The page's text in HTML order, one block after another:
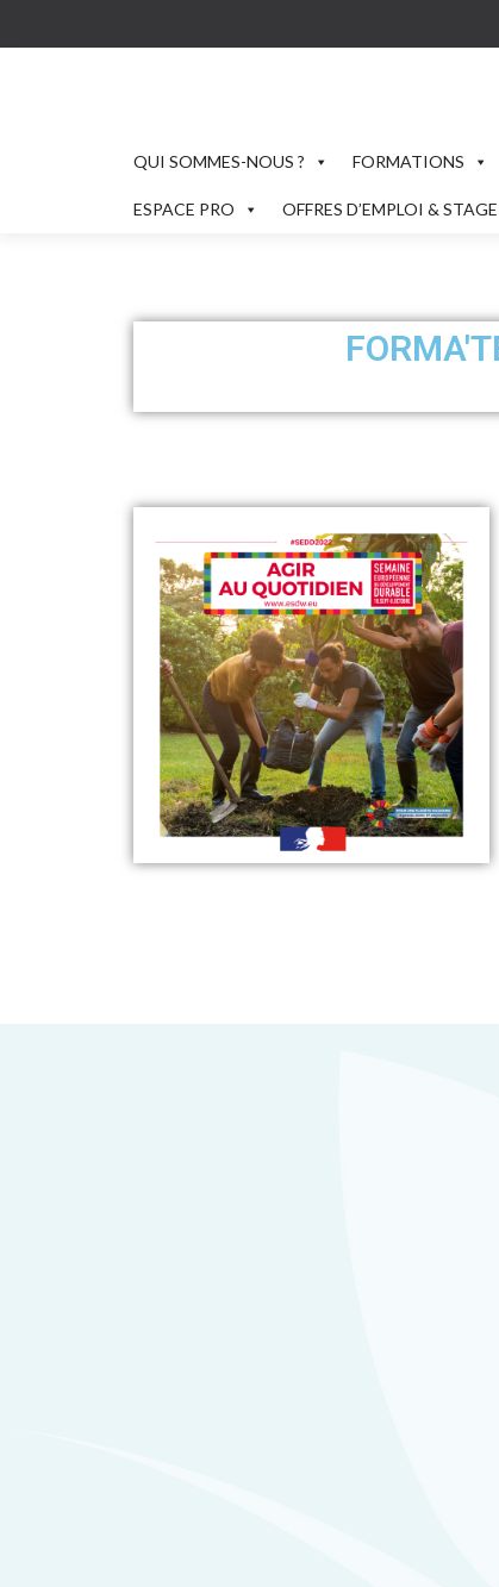
QUI SOMMES-NOUS ? FORMATIONS
ESPACE PRO OFFRES D’EMPLOI & STAGE